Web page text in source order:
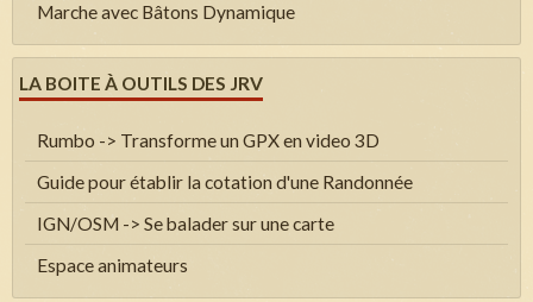
Marche avec Bâtons Dynamique
LA BOITE À OUTILS DES JRV
Rumbo -> Transforme un GPX en video 3D
Guide pour établir la cotation d'une Randonnée
IGN/OSM -> Se balader sur une carte
Espace animateurs